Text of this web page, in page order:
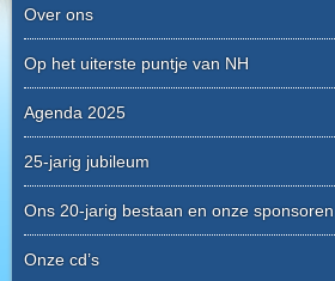
Over ons
Op het uiterste puntje van NH
Agenda 2025
25-jarig jubileum
Ons 20-jarig bestaan en onze sponsoren
Onze cd’s